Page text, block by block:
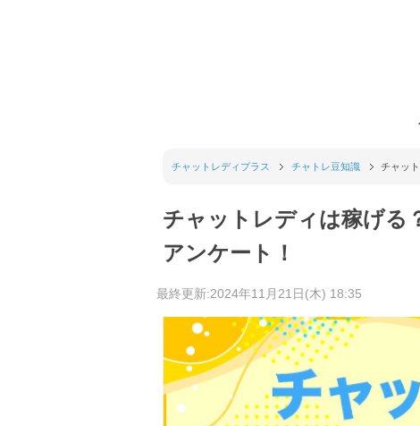
チャットレディプラス チャトレ豆知識 チャッ
チャットレディは稼げる
アンケート！
最終更新:2024年11月21日(木) 18:35